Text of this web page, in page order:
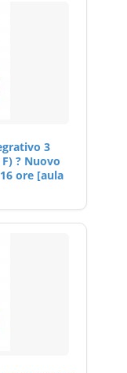
3
? Nuovo
ore [aula